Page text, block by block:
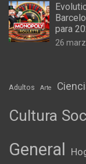
para
26
Adultos Arte
Cultura
General